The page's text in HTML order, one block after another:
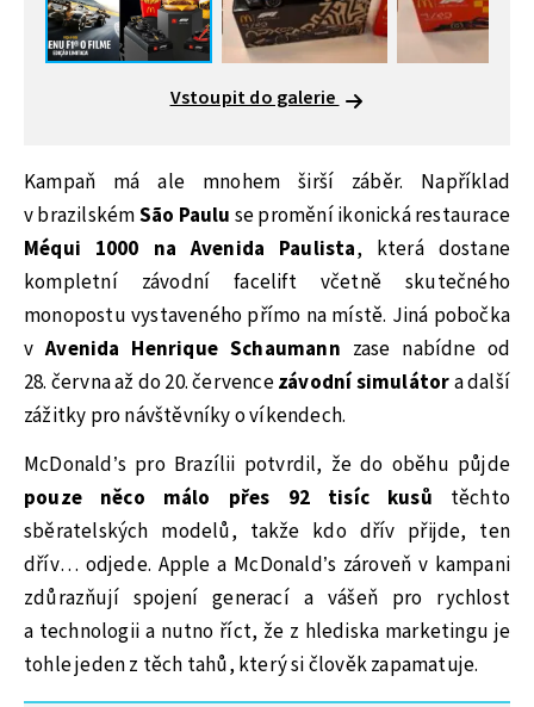
Vstoupit do galerie
Kampaň má ale mnohem širší záběr. Například
v brazilskémSão Paulu se promění ikonická restaurace
Méqui 1000 na Avenida Paulista, která dostane
kompletní závodní facelift včetně skutečného
monopostu vystaveného přímo na místě. Jiná pobočka
vAvenida Henrique Schaumann zase nabídne od
28. června až do 20. červencezávodní simulátora další
zážitky pro návštěvníky o víkendech.
McDonald’s pro Brazílii potvrdil, že do oběhu půjde
pouze něco málo přes 92 tisíc kusů těchto
sběratelských modelů, takže kdo dřív přijde, ten
dřív… odjede. Apple a McDonald’s zároveň v kampani
zdůrazňují spojení generací a vášeň pro rychlost
a technologii a nutno říct, že z hlediska marketingu je
tohle jeden z těch tahů, který si člověk zapamatuje.